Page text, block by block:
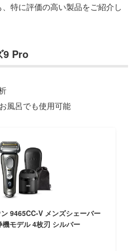
特に評価の高い製品をご紹介し
9 Pro
風呂でも使用可能
ン 9465CC-V メンズシェーバー
モデル 4枚刃 シルバー